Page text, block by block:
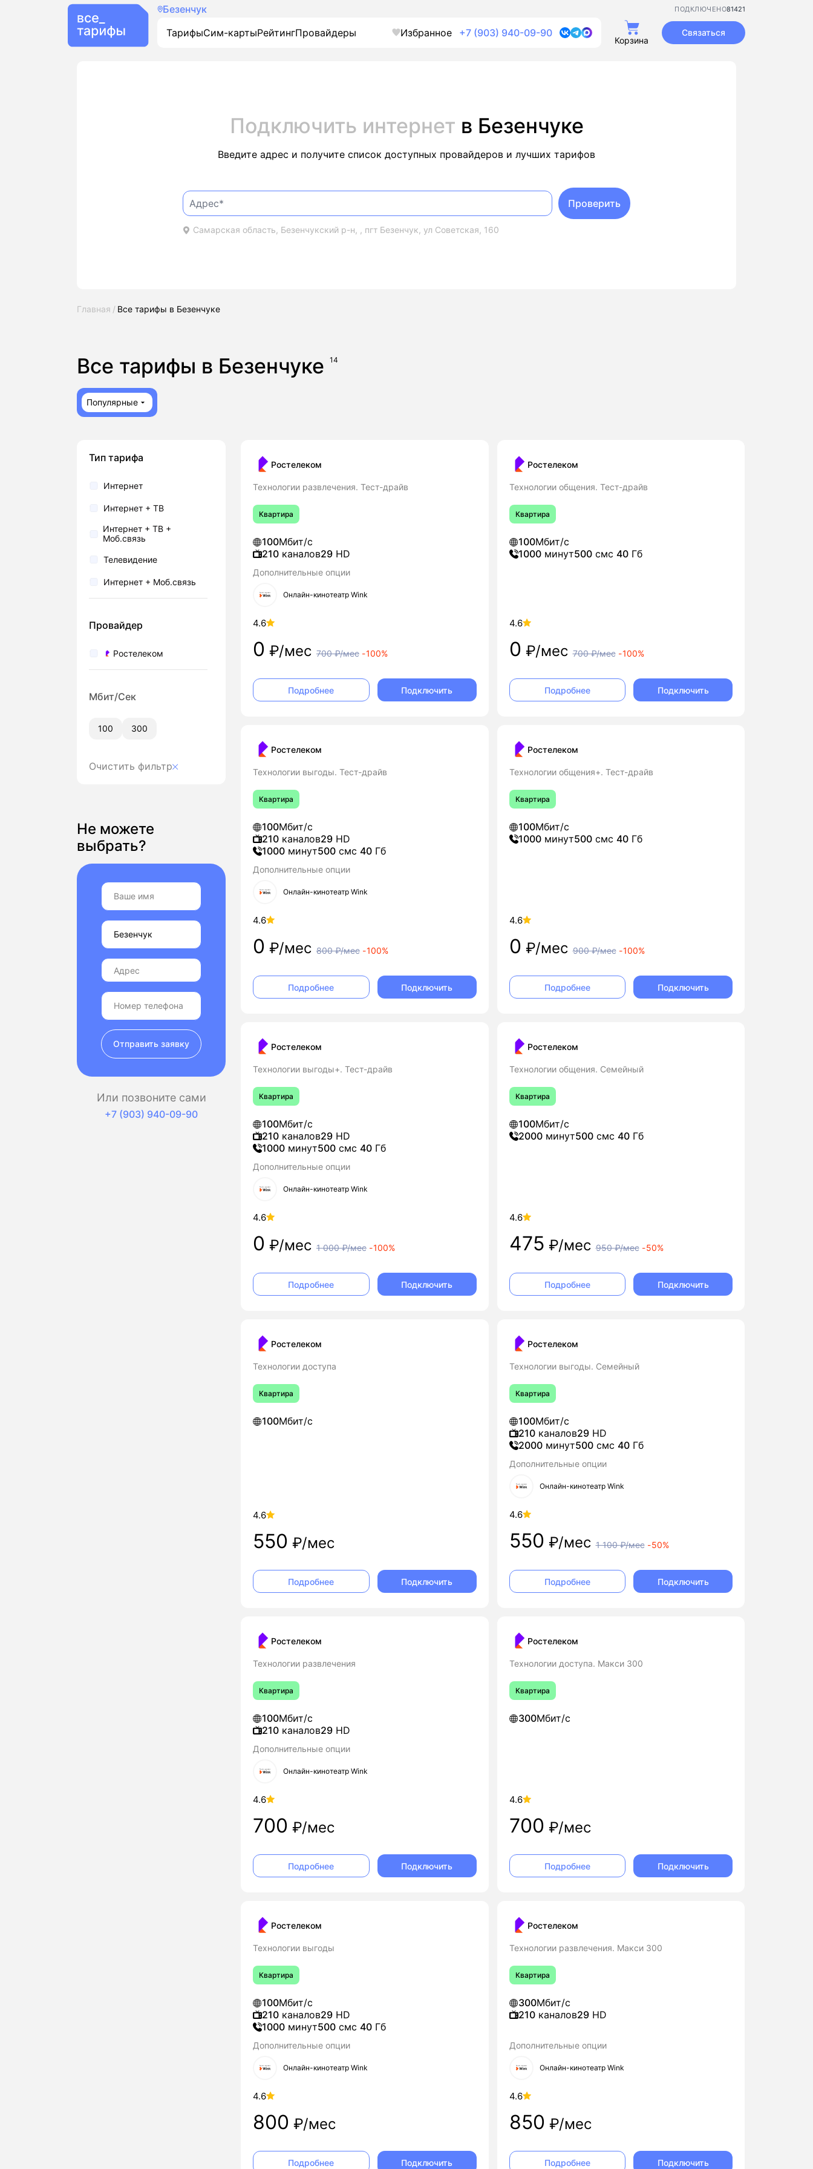
Безенчук 81421
ПОДКЛЮЧЕНО
ТарифыСим-картыРейтингПровайдеры Избранное +7 (903) 940-09-90
Корзина
Связаться
Подключить интернет в Безенчуке
Введите адрес и получите список доступных провайдеров и лучших тарифов
Самарская область, Безенчукский р-н, , пгт Безенчук, ул Советская, 160
Проверить
Главная Все тарифы в Безенчуке
Все тарифы в Безенчуке 14
Популярные
Тип тарифа
Интернет
Интернет + ТВ
Интернет + ТВ +
Моб.связь
Телевидение
Интернет + Моб.связь
Провайдер
Ростелеком
Мбит/Сек
100 300
Очистить фильтр
Не можете
выбрать?
Отправить заявку
Или позвоните сами
+7 (903) 940-09-90
Ростелеком
Технологии развлечения. Тест-драйв
Квартира
100Мбит/с
210 каналов29 HD
Дополнительные опции
Онлайн-кинотеатр Wink
4.6
0 ₽/мес 700₽/мес -100%
Подробнее Подключить
Ростелеком
Технологии общения. Тест-драйв
Квартира
100Мбит/с
1000 минут500 смс 40 Гб
4.6
0 ₽/мес 700₽/мес -100%
Подробнее Подключить
Ростелеком
Технологии выгоды. Тест-драйв
Квартира
100Мбит/с
210 каналов29 HD
1000 минут500 смс 40 Гб
Дополнительные опции
Онлайн-кинотеатр Wink
4.6
0 ₽/мес 800₽/мес -100%
Подробнее Подключить
Ростелеком
Технологии общения+. Тест-драйв
Квартира
100Мбит/с
1000 минут500 смс 40 Гб
4.6
0 ₽/мес 900₽/мес -100%
Подробнее Подключить
Ростелеком
Технологии выгоды+. Тест-драйв
Квартира
100Мбит/с
210 каналов29 HD
1000 минут500 смс 40 Гб
Дополнительные опции
Онлайн-кинотеатр Wink
4.6
0 ₽/мес 1 000₽/мес -100%
Подробнее Подключить
Ростелеком
Технологии общения. Семейный
Квартира
100Мбит/с
2000 минут500 смс 40 Гб
4.6
475 ₽/мес 950₽/мес -50%
Подробнее Подключить
Ростелеком
Технологии доступа
Квартира
100Мбит/с
4.6
550 ₽/мес
Подробнее Подключить
Ростелеком
Технологии выгоды. Семейный
Квартира
100Мбит/с
210каналов29HD
2000 минут500 смс 40 Гб
Дополнительные опции
Онлайн-кинотеатр Wink
4.6
550 ₽/мес 1 100₽/мес -50%
Подробнее Подключить
Ростелеком
Технологии развлечения
Квартира
100Мбит/с
210 каналов29 HD
Дополнительные опции
Онлайн-кинотеатр Wink
4.6
700 ₽/мес
Подробнее Подключить
Ростелеком
Технологии доступа. Макси 300
Квартира
300Мбит/с
4.6
700 ₽/мес
Подробнее Подключить
Ростелеком
Технологии выгоды
Квартира
100Мбит/с
210 каналов29 HD
1000 минут500 смс 40 Гб
Дополнительные опции
Онлайн-кинотеатр Wink
4.6
800 ₽/мес
Подробнее Подключить
Ростелеком
Технологии развлечения. Макси 300
Квартира
300Мбит/с
210каналов29HD
Дополнительные опции
Онлайн-кинотеатр Wink
4.6
850 ₽/мес
Подробнее Подключить